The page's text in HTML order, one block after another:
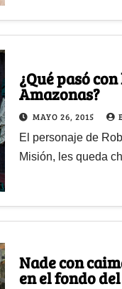
¿Qué pasó
Amazonas?
MAYO 26, 2015
El personaje de
Misión, les queda
Nade con
en el fondo